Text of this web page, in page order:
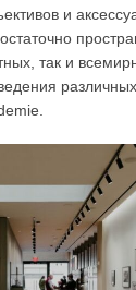
и
так и